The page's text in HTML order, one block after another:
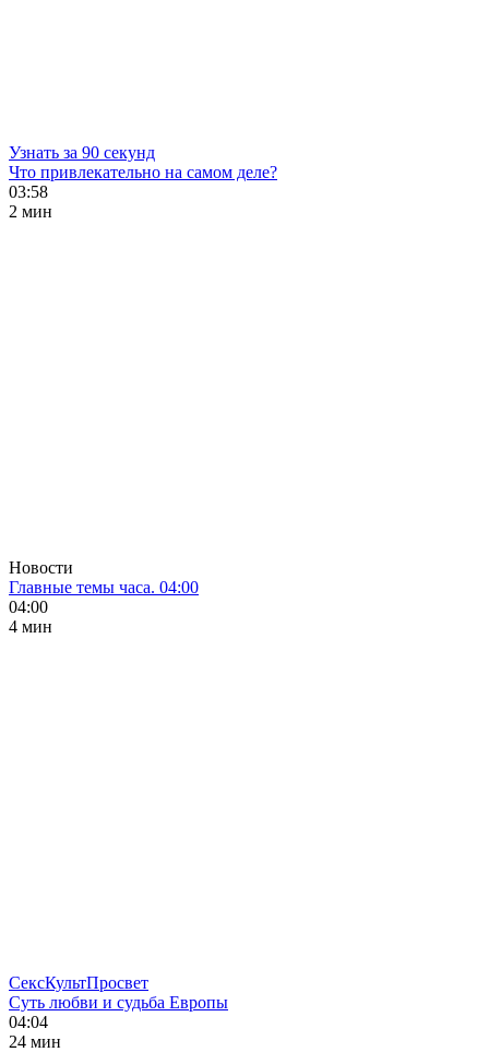
Узнать за 90 секунд
Что привлекательно на самом деле?
03:58
2 мин
Новости
Главные темы часа. 04:00
04:00
4 мин
СексКультПросвет
Суть любви и судьба Европы
04:04
24 мин